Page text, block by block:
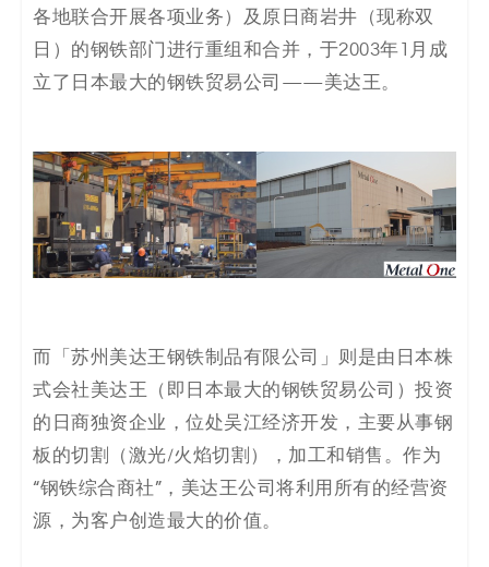
例
白
书
各地联合开展各项业务）及原日商岩井（现称双
日）的钢铁部门进行重组和合并，于2003年1月成
立了日本最大的钢铁贸易公司——美达王。
而「苏州美达王钢铁制品有限公司」则是由日本株
式会社美达王（即 日本最大的钢铁贸易公司） 投资
的日商独资企业，位处吴江经济开发，主要从事钢
板的切割（激光/火焰切割），加工和销售。作为
“钢铁综合商社”，美达王公司将利用所有的经营资
源，为客户创造最大的价值。